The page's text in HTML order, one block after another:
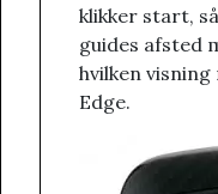
klikker start,
guides afsted
hvilken
Edge.